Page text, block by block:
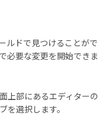
ルドで見つけることがで
必要な変更を開始できま
上部にあるエディターの
を選択します。